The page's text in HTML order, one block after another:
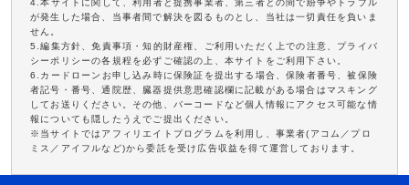
4.本サイトに関して、利用者と提携事業者、第三者との間で紛争やトラブル
が発生した場合、当事者間で解決を図るものとし、当社は一切責任を負いま
せん。
5.編集方針、免責事項・知的財産権、ご利用いただく上での注意、プライバ
シーポリシーの各規程を必ずご確認の上、本サイトをご利用下さい。
6.カードローンお申し込み時に保険証を提出する場合、保険者番号、被保険
者記号・番号、通院歴、臓器提供意思確認欄に記載がある場合はマスキング
してお送りください。その他、バーコードなど個人情報にアクセス可能な情
報についても隠したうえでご提出ください。
※当サイトではアフィリエイトプログラムを利用し、事業者(アコム／プロ
ミス／アイフルなど)から委託を受け広告収益を得て運営しております。